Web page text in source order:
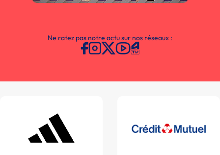
Ne ratez pas notre actu sur nos réseaux :